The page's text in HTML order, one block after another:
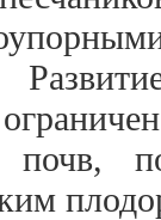
почв,